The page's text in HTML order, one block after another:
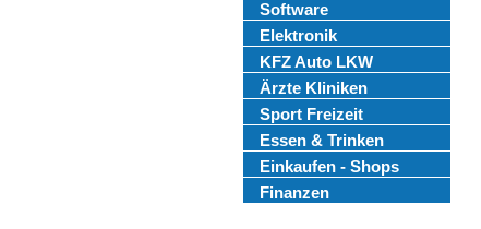
Software
Elektronik
KFZ Auto LKW
Ärzte Kliniken
Sport Freizeit
Essen & Trinken
Einkaufen - Shops
Finanzen